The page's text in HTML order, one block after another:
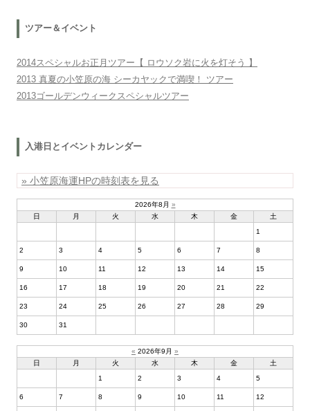
ツアー＆イベント
2014スペシャルお正月ツアー【 ロウソク岩に火を灯そう 】
2013 真夏の小笠原の海 シーカヤックで満喫！ ツアー
2013ゴールデンウィークスペシャルツアー
入港日とイベントカレンダー
» 小笠原海運HPの時刻表を見る
2026年8月 »
日
月 火 水 木 金
土
1
2 3 4 5 6 7 8
9 10 11 12 13 14 15
16 17 18 19 20 21 22
23 24 25 26 27 28 29
30 31
« 2026年9月 »
日
月 火 水 木 金
土
1
2 3 4 5
6 7 8 9 10 11 12